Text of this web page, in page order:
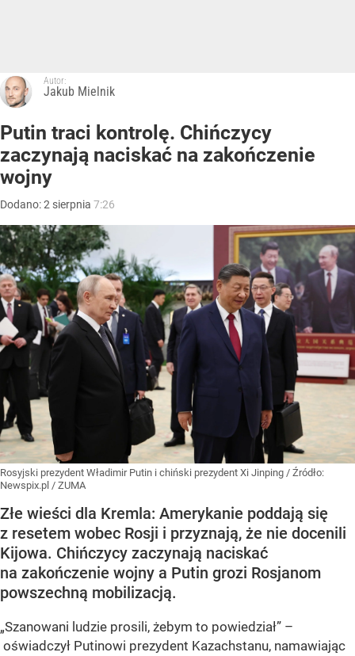
Autor:
Jakub Mielnik
Putin traci kontrolę. Chińczycy
zaczynają naciskać na zakończenie
wojny
Dodano:2 sierpnia 7:26
Rosyjski prezydent Władimir Putin i chiński prezydent Xi Jinping / Źródło:
Newspix.pl / ZUMA
Złe wieści dla Kremla: Amerykanie poddają się
z resetem wobec Rosji i przyznają, że nie docenili
Kijowa. Chińczycy zaczynają naciskać
na zakończenie wojny a Putin grozi Rosjanom
powszechną mobilizacją.
„Szanowani ludzie prosili, żebym to powiedział” –
oświadczył Putinowi prezydent Kazachstanu, namawiając